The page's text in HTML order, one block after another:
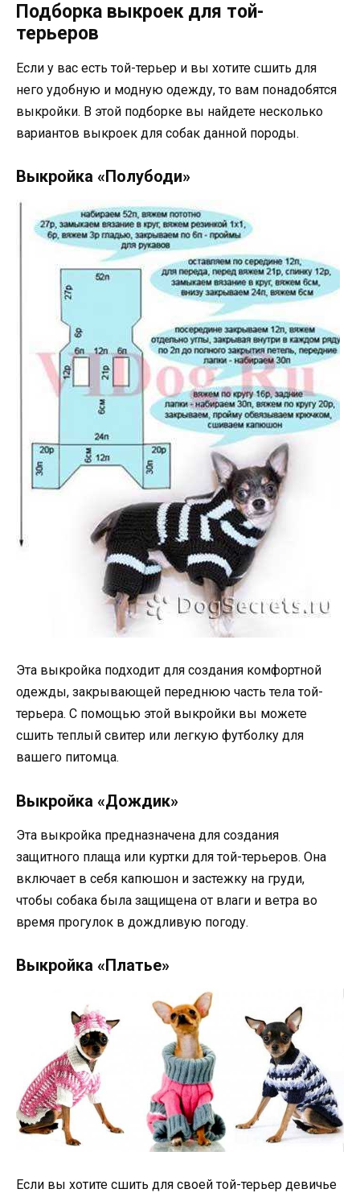
Подборка выкроек для той-
терьеров
Если у вас есть той-терьер и вы хотите сшить для
него удобную и модную одежду, то вам понадобятся
выкройки. В этой подборке вы найдете несколько
вариантов выкроек для собак данной породы.
Выкройка «Полубоди»
Эта выкройка подходит для создания комфортной
одежды, закрывающей переднюю часть тела той-
терьера. С помощью этой выкройки вы можете
сшить теплый свитер или легкую футболку для
вашего питомца.
Выкройка «Дождик»
Эта выкройка предназначена для создания
защитного плаща или куртки для той-терьеров. Она
включает в себя капюшон и застежку на груди,
чтобы собака была защищена от влаги и ветра во
время прогулок в дождливую погоду.
Выкройка «Платье»
Если вы хотите сшить для своей той-терьер девичье